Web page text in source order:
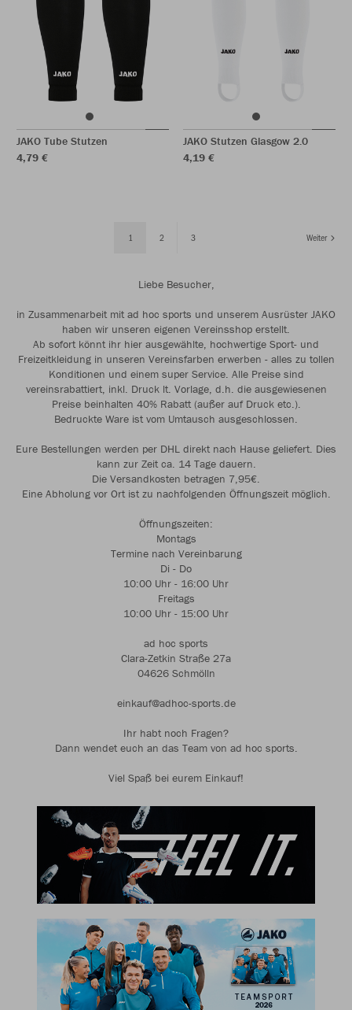
JAKO Tube Stutzen
4,79 €
JAKO Stutzen Glasgow 2.0
4,19 €
1 2 3 Weiter
Liebe Besucher,
in Zusammenarbeit mit ad hoc sports und unserem Ausrüster JAKO
haben wir unseren eigenen Vereinsshop erstellt.
Ab sofort könnt ihr hier ausgewählte, hochwertige Sport- und
Freizeitkleidung in unseren Vereinsfarben erwerben - alles zu tollen
Konditionen und einem super Service. Alle Preise sind
vereinsrabattiert, inkl. Druck lt. Vorlage, d.h. die ausgewiesenen
Preise beinhalten 40% Rabatt (außer auf Druck etc.).
Bedruckte Ware ist vom Umtausch ausgeschlossen.
Eure Bestellungen werden per DHL direkt nach Hause geliefert. Dies
kann zur Zeit ca. 14 Tage dauern.
Die Versandkosten betragen 7,95€.
Eine Abholung vor Ort ist zu nachfolgenden Öffnungszeit möglich.
Öffnungszeiten:
Montags
Termine nach Vereinbarung
Di - Do
10:00 Uhr - 16:00 Uhr
Freitags
10:00 Uhr - 15:00 Uhr
ad hoc sports
Clara-Zetkin Straße 27a
04626 Schmölln
einkauf@adhoc-sports.de
Ihr habt noch Fragen?
Dann wendet euch an das Team von ad hoc sports.
Viel Spaß bei eurem Einkauf!